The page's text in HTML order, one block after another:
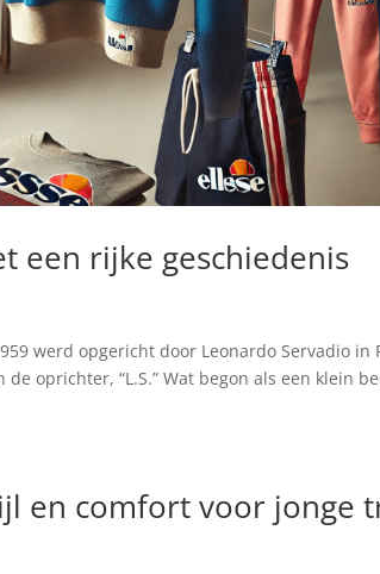
een rijke geschiedenis
werd opgericht door Leonardo Servadio in
oprichter, “L.S.” Wat begon als een klein
en comfort voor jonge